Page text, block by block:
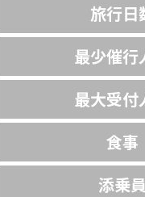
旅行日
最少催行
最大受付
食事
添乗員